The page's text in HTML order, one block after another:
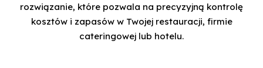
rozwiązanie, które pozwala na precyzyjną kontrolę
kosztów i zapasów w Twojej restauracji, firmie
cateringowej lub hotelu.